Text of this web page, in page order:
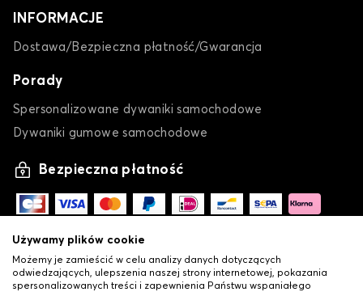
INFORMACJE
Dostawa/Bezpieczna płatność/Gwarancja
Porady
Spersonalizowane dywaniki samochodowe
Dywaniki gumowe samochodowe
Bezpieczna płatność
Używamy plików cookie
Możemy je zamieścić w celu analizy danych dotyczących
odwiedzających, ulepszenia naszej strony internetowej, pokazania
spersonalizowanych treści i zapewnienia Państwu wspaniałego